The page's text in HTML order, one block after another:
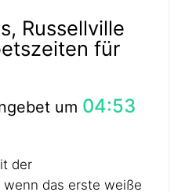
Russellville
für
um 04:53
der
das erste weiße